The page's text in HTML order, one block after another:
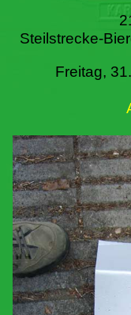
Literatur
Termine
Steilstrecke-
Freitag,